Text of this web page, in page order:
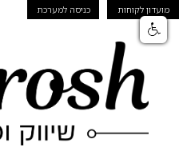
מועדון לקוחות כניסה למערכת